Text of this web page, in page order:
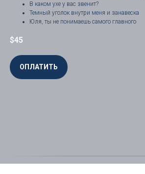
В каком ухе у вас звенит?
Темный уголок внутри меня и занавеска
Юля, ты не понимаешь самого главного
$45
ОПЛАТИТЬ